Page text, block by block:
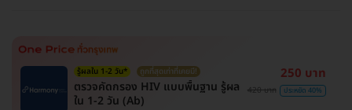
รู้ผลใน 1-2 วัน* ถูกที่สุดเท่าที่เคยมี!
ตรวจคัดกรอง HIV แบบพื้นฐาน รู้ผล
ใน 1-2 วัน (Ab)
250 บาท
420 บาท ประหยัด 40%